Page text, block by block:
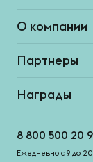
О компании
Партнеры
Награды
8 800 500 20
Ежедневно с 9 до 20